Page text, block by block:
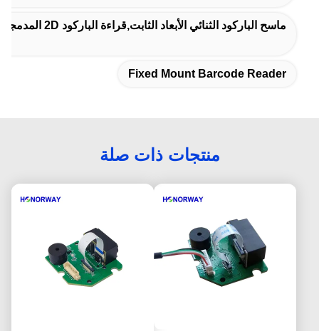
ماسح الباركود الثنائي الأبعاد الثابت,قراءة الباركود 2D المدمجة,ماسح الباركود الثابت لآلة البيع
Fixed Mount Barcode Reader
منتجات ذات صلة